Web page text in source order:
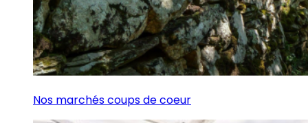
Nos marchés coups de coeur